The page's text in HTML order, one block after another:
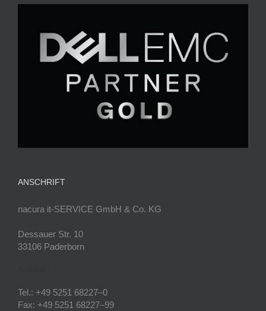
ANSCHRIFT
nacura it-SERVICE GmbH & Co. KG
Dessauer Str. 10
33106 Paderborn
Tel.: +49 5251 68227–0
Fax: +49 5251 68227–99